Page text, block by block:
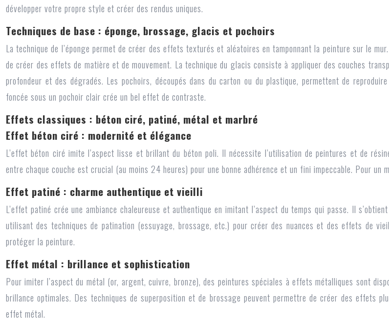
développer votre propre style et créer des rendus uniques.
Techniques de base : éponge, brossage, glacis et pochoirs
La technique de l’éponge permet de créer des effets texturés et aléatoires en tamponnant la peinture sur le
de créer des effets de matière et de mouvement. La technique du glacis consiste à appliquer des couches
profondeur et des dégradés. Les pochoirs, découpés dans du carton ou du plastique, permettent de
foncée sous un pochoir clair crée un bel effet de contraste.
Effets classiques : béton ciré, patiné, métal et marbré
Effet béton ciré : modernité et élégance
L’effet béton ciré imite l’aspect lisse et brillant du béton poli. Il nécessite l’utilisation de peintures et de
entre chaque couche est crucial (au moins 24 heures) pour une bonne adhérence et un fini impeccable. Pour
Effet patiné : charme authentique et vieilli
L’effet patiné crée une ambiance chaleureuse et authentique en imitant l’aspect du temps qui passe. Il
utilisant des techniques de patination (essuyage, brossage, etc.) pour créer des nuances et des effets de
protéger la peinture.
Effet métal : brillance et sophistication
Pour imiter l’aspect du métal (or, argent, cuivre, bronze), des peintures spéciales à effets métalliques sont
brillance optimales. Des techniques de superposition et de brossage peuvent permettre de créer des effets
effet métal.